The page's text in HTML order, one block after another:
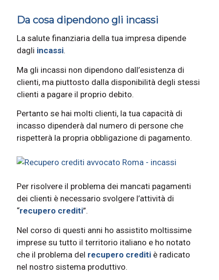
Da cosa dipendono gli incassi
La salute finanziaria della tua impresa dipende
dagli incassi.
Ma gli incassi non dipendono dall’esistenza di
clienti, ma piuttosto dalla disponibilità degli stessi
clienti a pagare il proprio debito.
Pertanto se hai molti clienti, la tua capacità di
incasso dipenderà dal numero di persone che
rispetterà la propria obbligazione di pagamento.
Per risolvere il problema dei mancati pagamenti
dei clienti è necessario svolgere l’attività di
“recupero crediti”.
Nel corso di questi anni ho assistito moltissime
imprese su tutto il territorio italiano e ho notato
che il problema del recupero creditiè radicato
nel nostro sistema produttivo.